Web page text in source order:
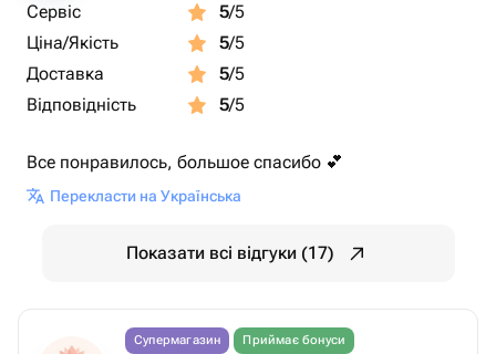
Сервіс 5/5
Ціна/Якість
5/5
Доставка
5/5
Відповідність
5/5
Все понравилось, большое спасибо 💕
Перекласти на Українська
Показати всі відгуки (17)
Супермагазин Приймає бонуси